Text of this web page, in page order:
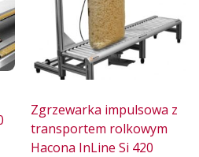
Zgrzewarka impulsowa z
transportem rolkowym
Hacona InLine Si 420